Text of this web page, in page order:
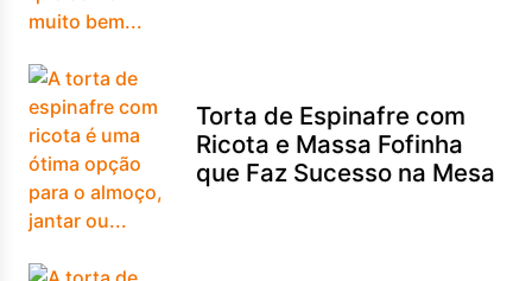
Torta de Espinafre com
Ricota e Massa Fofinha
que Faz Sucesso na Mesa